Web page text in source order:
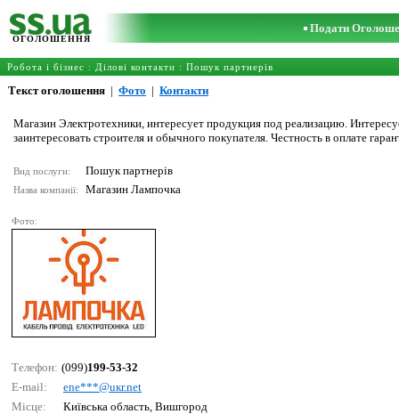
ОГОЛОШЕННЯ
Подати
Робота і бізнес : Ділові контакти : Пошук партнерів
Текст оголошення | Фото | Контакти
Магазин Электротехники, интересует продукция под реализацию.
заинтересовать строителя и обычного покупателя. Честность в оплате
Вид послуги: Пошук партнерів
Назва компанії: Магазин Лампочка
Фото:
Телефон: (099)199-53-32
E-mail:
еnе***@uкr.nеt
Місце:
Київська область, Вишгород